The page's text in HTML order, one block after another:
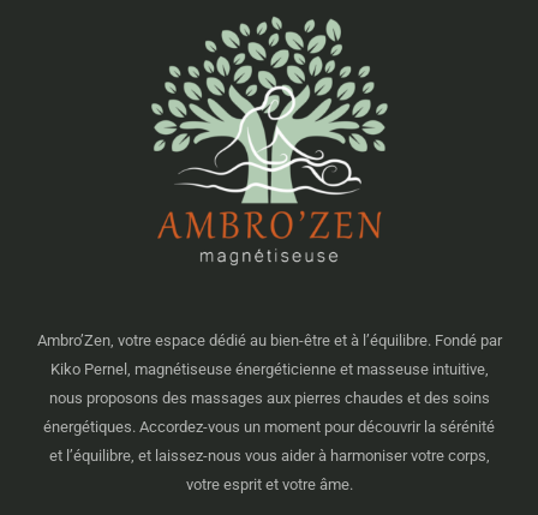
Ambro’Zen, votre espace dédié au bien-être et à l’équilibre. Fondé par
Kiko Pernel, magnétiseuse énergéticienne et masseuse intuitive,
nous proposons des massages aux pierres chaudes et des soins
énergétiques. Accordez-vous un moment pour découvrir la sérénité
et l’équilibre, et laissez-nous vous aider à harmoniser votre corps,
votre esprit et votre âme.